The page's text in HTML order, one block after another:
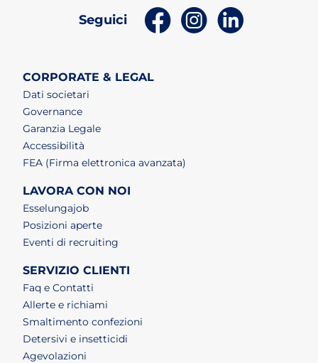
Seguici (apri in un nuovo tab)
(apri in un nuovo
CORPORATE & LEGAL
Dati societari
Governance
Garanzia Legale
Accessibilità
FEA (Firma elettronica avanzata)
LAVORA CON NOI
Esselungajob(apri in un nuovo tab)
Posizioni aperte(apri in un nuovo tab)
Eventi di recruiting
SERVIZIO CLIENTI
Faq e Contatti
Allerte e richiami
Smaltimento confezioni
Detersivi e insetticidi
Agevolazioni